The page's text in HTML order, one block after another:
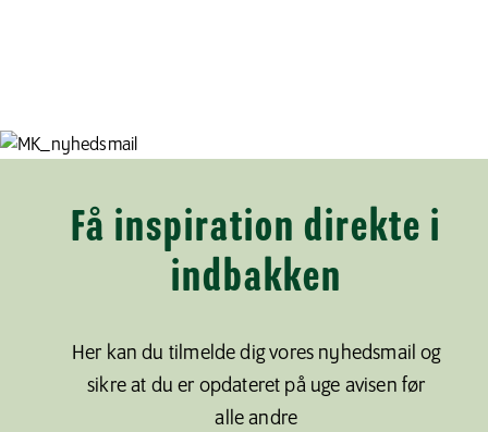
Få inspiration direkte i
indbakken
Her kan du tilmelde dig vores nyhedsmail og
sikre at du er opdateret på uge avisen før
alle andre